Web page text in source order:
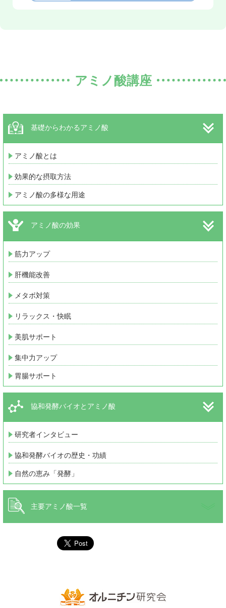
アミノ酸講座
基礎からわかるアミノ酸
アミノ酸とは
効果的な摂取方法
アミノ酸の多様な用途
アミノ酸の効果
筋力アップ
肝機能改善
メタボ対策
リラックス・快眠
美肌サポート
集中力アップ
胃腸サポート
協和発酵バイオとアミノ酸
研究者インタビュー
協和発酵バイオの歴史・功績
自然の恵み「発酵」
主要アミノ酸一覧